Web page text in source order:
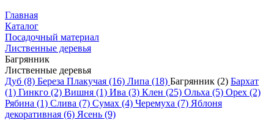
Главная
Каталог
Посадочный материал
Лиственные деревья
Багрянник
Лиственные деревья
Дуб (8) Береза Плакучая (16) Липа (18) Багрянник (2) Бархат
(1) Гинкго (2) Вишня (1) Ива (3) Клен (25) Ольха (5) Орех (2)
Рябина (1) Слива (7) Сумах (4) Черемуха (7) Яблоня
декоративная (6) Ясень (9)